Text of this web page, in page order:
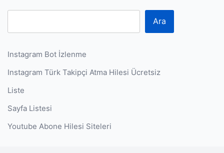
Ara
Instagram Bot İzlenme
Instagram Türk Takipçi Atma Hilesi Ücretsiz
Liste
Sayfa Listesi
Youtube Abone Hilesi Siteleri